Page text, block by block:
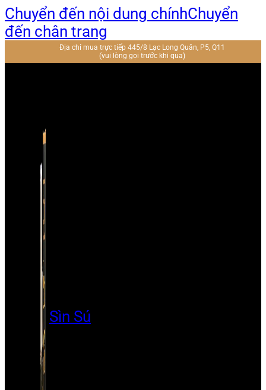
Chuyển đến nội dung chínhChuyển
đến chân trang
Địa chỉ mua trực tiếp 445/8 Lạc Long Quân, P5, Q11
(vui lòng gọi trước khi qua)
Sìn Sú